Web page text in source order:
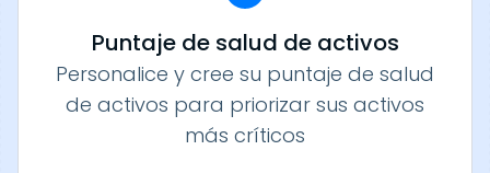
Puntaje de salud de activos
Personalice y cree su puntaje de salud
de activos para priorizar sus activos
más críticos